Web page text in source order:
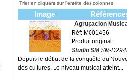
Trier en cliquant sur l'entête des colonnes.
Image
Agrupacion
Réf: M001456
Produit original:
Studio SM SM-
Depuis le début de la conquête du
des cultures. Le niveau musical atteint...